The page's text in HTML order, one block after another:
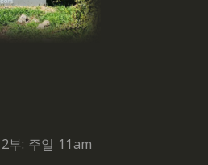
2부: 주일 11am